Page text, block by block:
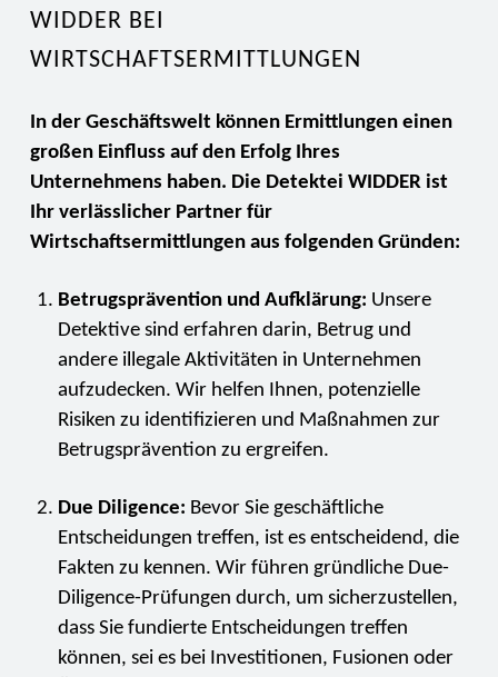
WIDDER BEI
WIRTSCHAFTSERMITTLUNGEN
In der Geschäftswelt können Ermittlungen einen
großen Einfluss auf den Erfolg Ihres
Unternehmens haben. Die Detektei WIDDER ist
Ihr verlässlicher Partner für
Wirtschaftsermittlungen aus folgenden Gründen:
Betrugsprävention und Aufklärung: Unsere
Detektive sind erfahren darin, Betrug und
andere illegale Aktivitäten in Unternehmen
aufzudecken. Wir helfen Ihnen, potenzielle
Risiken zu identifizieren und Maßnahmen zur
Betrugsprävention zu ergreifen.
Due Diligence: Bevor Sie geschäftliche
Entscheidungen treffen, ist es entscheidend, die
Fakten zu kennen. Wir führen gründliche Due-
Diligence-Prüfungen durch, um sicherzustellen,
dass Sie fundierte Entscheidungen treffen
können, sei es bei Investitionen, Fusionen oder